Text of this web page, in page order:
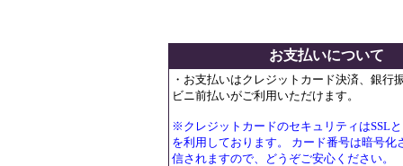
お支払いについて
・お支払いはクレジットカード決済、銀行
ビニ前払いがご利用いただけます。
※クレジットカードのセキュリティはSSL
を利用しております。 カード番号は暗号化
信されますので、どうぞご安心ください。